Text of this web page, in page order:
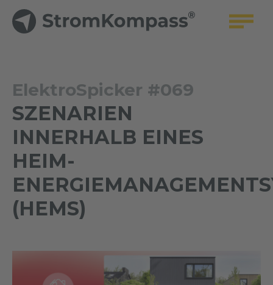
ElektroSpicker #069
SZENARIEN
INNERHALB EINES
HEIM-
(HEMS)